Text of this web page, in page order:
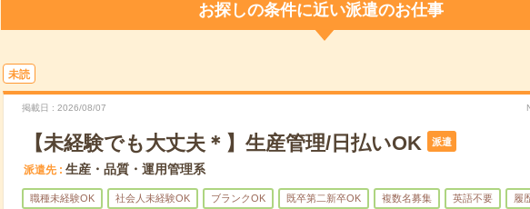
お探しの条件に近い派遣のお仕事
未読
掲載日 2026/08/07
【未経験でも大丈夫＊】生産管理/日払いOK 派遣
派遣先 生産・品質・運用管理系
職種未経験OK 社会人未経験OK ブランクOK 既卒第二新卒OK 複数名募集 英語不要 履